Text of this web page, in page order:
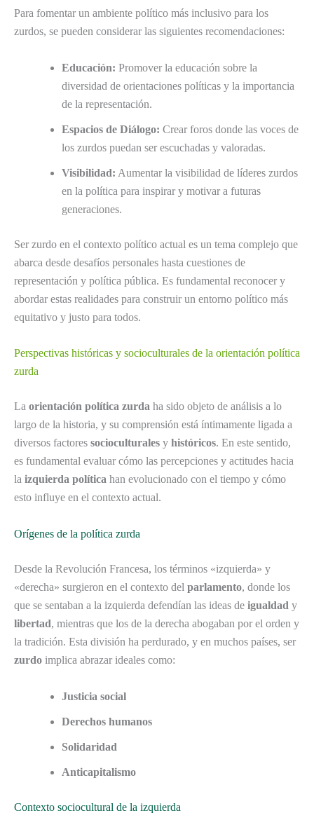
Para fomentar un ambiente político más inclusivo para los
zurdos, se pueden considerar las siguientes recomendaciones:
Educación: Promover la educación sobre la
diversidad de orientaciones políticas y la importancia
de la representación.
Espacios de Diálogo: Crear foros donde las voces de
los zurdos puedan ser escuchadas y valoradas.
Visibilidad: Aumentar la visibilidad de líderes zurdos
en la política para inspirar y motivar a futuras
generaciones.
Ser zurdo en el contexto político actual es un tema complejo que
abarca desde desafíos personales hasta cuestiones de
representación y política pública. Es fundamental reconocer y
abordar estas realidades para construir un entorno político más
equitativo y justo para todos.
Perspectivas históricas y socioculturales de la orientación política
zurda
La orientación política zurda ha sido objeto de análisis a lo
largo de la historia, y su comprensión está íntimamente ligada a
diversos factores socioculturales y históricos. En este sentido,
es fundamental evaluar cómo las percepciones y actitudes hacia
la izquierda política han evolucionado con el tiempo y cómo
esto influye en el contexto actual.
Orígenes de la política zurda
Desde la Revolución Francesa, los términos «izquierda» y
«derecha» surgieron en el contexto del parlamento, donde los
que se sentaban a la izquierda defendían las ideas de igualdad y
libertad, mientras que los de la derecha abogaban por el orden y
la tradición. Esta división ha perdurado, y en muchos países, ser
zurdo implica abrazar ideales como:
Justicia social
Derechos humanos
Solidaridad
Anticapitalismo
Contexto sociocultural de la izquierda